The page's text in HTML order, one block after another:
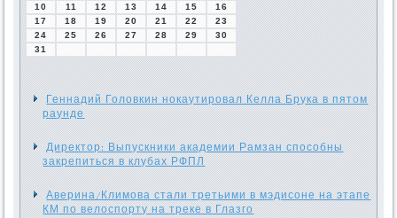
10
11 12 13 14 15
16
17
18 19 20 21 22
23
24
25 26 27 28 29
30
31
Геннадий Головкин нокаутировал Келла Брука в пятом
раунде
Директор: Выпускники академии Рамзан способны
закрепиться в клубах РФПЛ
Аверина/Климова стали третьими в мэдисоне на этапе
КМ по велоспорту на треке в Глазго